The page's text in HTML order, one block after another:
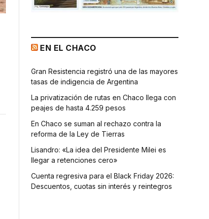
EN EL CHACO
Gran Resistencia registró una de las mayores
tasas de indigencia de Argentina
La privatización de rutas en Chaco llega con
peajes de hasta 4.259 pesos
En Chaco se suman al rechazo contra la
reforma de la Ley de Tierras
Lisandro: «La idea del Presidente Milei es
llegar a retenciones cero»
Cuenta regresiva para el Black Friday 2026:
Descuentos, cuotas sin interés y reintegros